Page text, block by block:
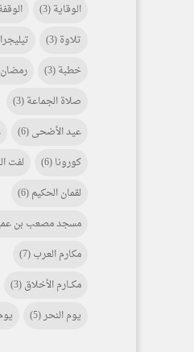
الوقاية(3)
تلاوة(3)
خطبة(3) رمضان
صلاة الجماعة(3)
عيد الأضحى(6)
كورونا(6) لفت
لقمان الحكيم(6)
مسجد مصعب بن
مكارم العرب(7)
مكـــارم الأخلاق(3)
يوم النحر(5)